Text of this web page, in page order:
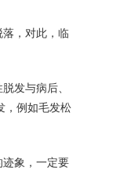
，对此，临
发与病后、
，例如毛发松
象，一定要